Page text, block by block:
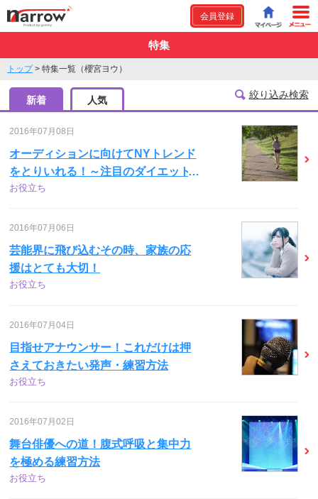
会員登録
特集
トップ> 特集一覧（櫻宮ヨウ）
新着 人気 絞り込み検索
2016年07月08日
オーディションに向けてNYトレンド
をとりいれる！～注目のダイエット
方法～
お役立ち
2016年07月06日
芸能界に飛び込むその時、家族の応
援はとても大切！
お役立ち
2016年07月04日
目指せアナウンサー！これだけは押
さえておきたい発声・練習方法
お役立ち
2016年07月02日
舞台俳優への道！腹式呼吸と集中力
を極める練習方法
お役立ち